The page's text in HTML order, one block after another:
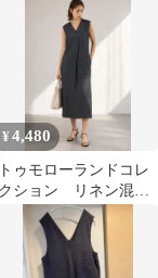
¥4,480
トゥモローランドコレ
クション リネン混ノ
ースリーブタックマキ
シワンピース 36